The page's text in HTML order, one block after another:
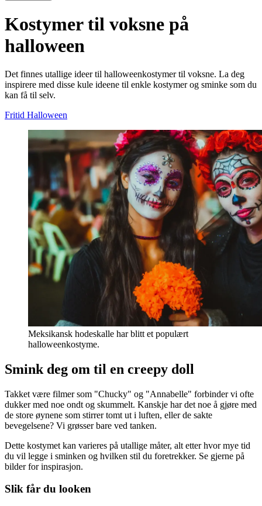
Kostymer til voksne på
halloween
Det finnes utallige ideer til halloweenkostymer til voksne. La deg
inspirere med disse kule ideene til enkle kostymer og sminke som du
kan få til selv.
Fritid Halloween
Meksikansk hodeskalle har blitt et populært
halloweenkostyme.
Smink deg om til en creepy doll
Takket være filmer som "Chucky" og "Annabelle" forbinder vi ofte
dukker med noe ondt og skummelt. Kanskje har det noe å gjøre med
de store øynene som stirrer tomt ut i luften, eller de sakte
bevegelsene? Vi grøsser bare ved tanken.
Dette kostymet kan varieres på utallige måter, alt etter hvor mye tid
du vil legge i sminken og hvilken stil du foretrekker. Se gjerne på
bilder for inspirasjon.
Slik får du looken